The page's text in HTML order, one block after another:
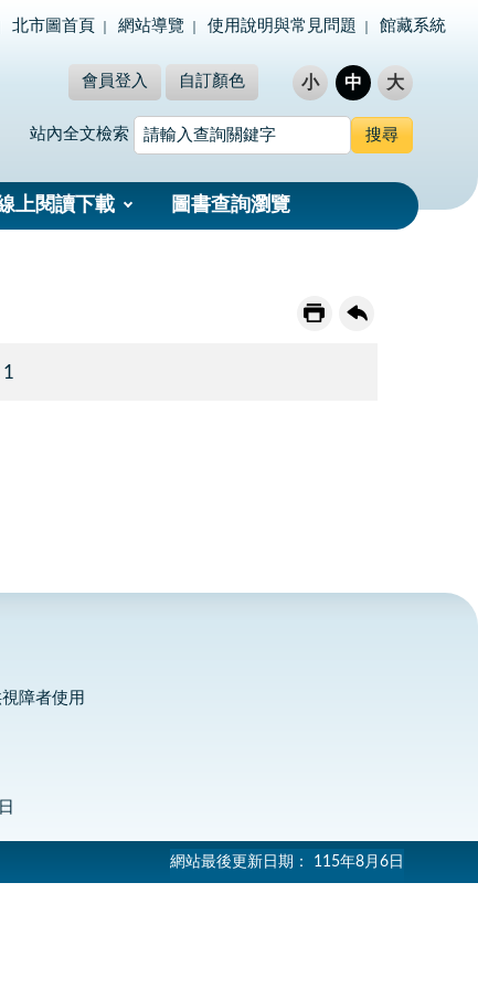
北市圖首頁 網站導覽 使用說明與常見問題 館藏系統
會員登入 自訂顏色 小 中 大
站內全文檢索
上閱讀下載 圖書查詢瀏覽
1
障者使用
網站最後更新日期： 115年8月6日